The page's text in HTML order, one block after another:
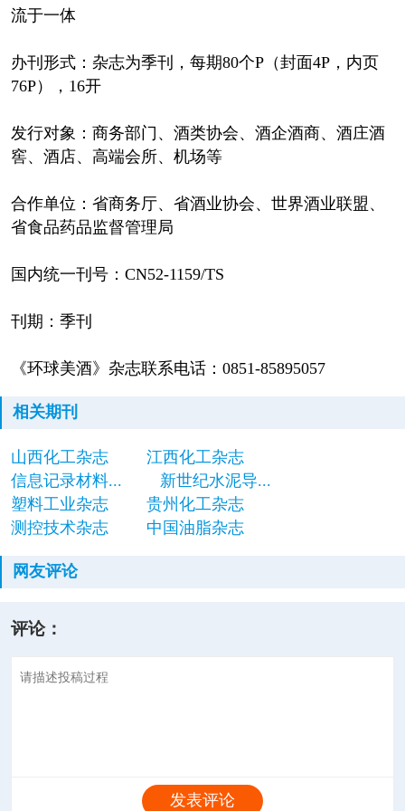
流于一体
办刊形式：杂志为季刊，每期80个P（封面4P，内页
76P），16开
发行对象：商务部门、酒类协会、酒企酒商、酒庄酒
窖、酒店、高端会所、机场等
合作单位：省商务厅、省酒业协会、世界酒业联盟、
省食品药品监督管理局
国内统一刊号：CN52-1159/TS
刊期：季刊
《环球美酒》杂志联系电话：0851-85895057
相关期刊
山西化工杂志
江西化工杂志
信息记录材料...
新世纪水泥导...
塑料工业杂志
贵州化工杂志
测控技术杂志
中国油脂杂志
网友评论
评论：
发表评论